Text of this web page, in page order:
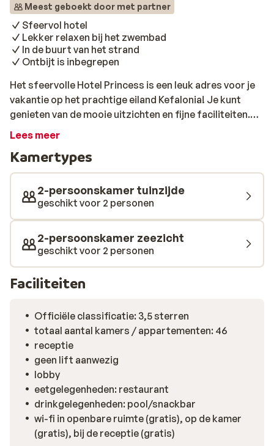
Meest geboekt door met partner
Sfeervol hotel
Lekker relaxen bij het zwembad
In de buurt van het strand
Ontbijt is inbegrepen
Het sfeervolle Hotel Princess is een leuk adres voor je
vakantie op het prachtige eiland Kefalonia! Je kunt
genieten van de mooie uitzichten en fijne faciliteiten.
Kom helemaal tot rust terwijl je aan de rand van het
zandstrand voor een heerlijke stranddag en de
azuurblauwe zee. Dat wordt genieten in dat Griekse
zonnetje! Ook ben je slechts 200 meter verwijderd van
het centrum van Lassi. Hier vermaak je je de hele dag.
Lassi is een badplaats met een zandstrand en een
winkelstraat. Aan vele stranden zijn er
watersportmogelijkheden, voor de actievelingen onder
ons. In de winkelstraat haal je leuke souvenirs en
vermeng je jezelf met de Griekse cultuur aan de
gezellige bars. Zien wij jou hier snel een lekker drankje
Lees meer
Kamertypes
2-persoonskamer tuinzijde
geschikt voor 2 personen
2-persoonskamer zeezicht
geschikt voor 2 personen
Faciliteiten
Officiële classificatie: 3,5 sterren
totaal aantal kamers / appartementen: 46
receptie
geen lift aanwezig
lobby
eetgelegenheden: restaurant
drinkgelegenheden: pool/snackbar
wi-fi in openbare ruimte (gratis), op de kamer
(gratis), bij de receptie (gratis)